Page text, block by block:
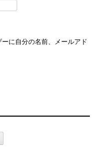
に自分の名前、メールアド